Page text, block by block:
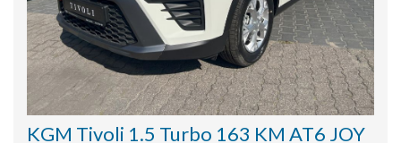
KGM Tivoli 1.5 Turbo 163 KM AT6 JOY